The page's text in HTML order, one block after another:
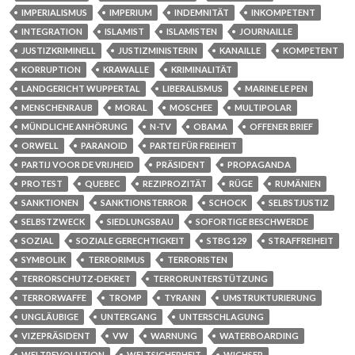
IMPERIALISMUS
IMPERIUM INDEMNITÄT
INKOMPETENT
INTEGRATION
ISLAMIST ISLAMISTEN
JOURNAILLE
JUSTIZKRIMINELL
JUSTIZMINISTERIN KANAILLE
KOMPETENT
KORRUPTION
KRAWALLE
KRIMINALITÄT
LANDGERICHT WUPPERTAL
LIBERALISMUS
MARINE LE PEN
MENSCHENRAUB
MORAL MOSCHEE
MULTIPOLAR
MÜNDLICHE ANHÖRUNG
N-TV OBAMA
OFFENER BRIEF
ORWELL
PARANOID
PARTEI FÜR FREIHEIT
PARTIJ VOOR DE VRIJHEID
PRÄSIDENT
PROPAGANDA
PROTEST
QUEBEC REZIPROZITÄT RÜGE
RUMÄNIEN
SANKTIONEN
SANKTIONSTERROR SCHOCK
SELBSTJUSTIZ
SELBSTZWECK
SIEDLUNGSBAU
SOFORTIGE BESCHWERDE
SOZIAL
SOZIALE GERECHTIGKEIT STBG 129
STRAFFREIHEIT
SYMBOLIK
TERRORIMUS
TERRORISTEN
TERRORSCHUTZ-DEKRET
TERRORUNTERSTÜTZUNG
TERRORWAFFE
TROMP TYRANN
UMSTRUKTURIERUNG
UNGLÄUBIGE
UNTERGANG
UNTERSCHLAGUNG
VIZEPRÄSIDENT
VW WARNUNG
WATERBOARDING